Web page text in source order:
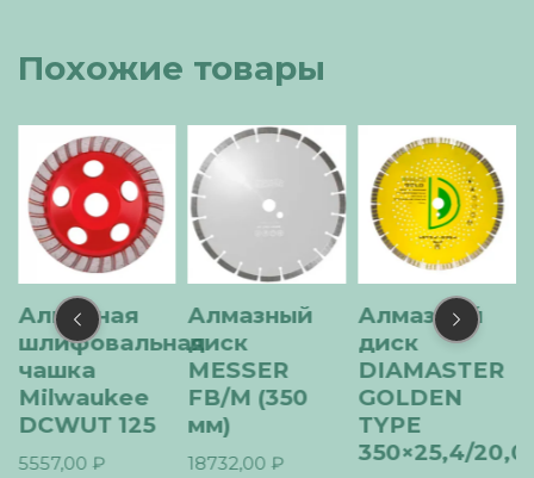
Похожие товары
Алмазная
шлифовальная
чашка
Milwaukee
DCWUT 125
5557,00 ₽
Алмазный
диск
MESSER
FB/M (350
мм)
18732,00 ₽
Алмазный
диск
DIAMASTER
GOLDEN
TYPE
350×25,4/20,0